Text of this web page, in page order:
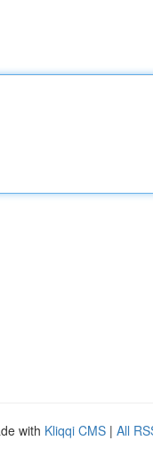
with Kliqqi CMS | All